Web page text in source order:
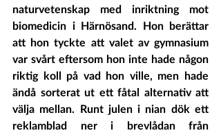
naturvetenskap med inriktning mot
biomedicin i Härnösand. Hon berättar
att hon tyckte att valet av gymnasium
var svårt eftersom hon inte hade någon
riktig koll på vad hon ville, men hade
ändå sorterat ut ett fåtal alternativ att
välja mellan. Runt julen i nian dök ett
reklamblad ner i brevlådan från